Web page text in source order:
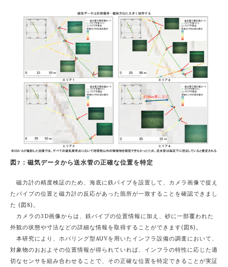
図7：磁気データから送水管の正確な位置を特定
磁力計の精度検証のため、海底に鉄パイプを設置して、カメラ画像で捉え
たパイプの位置と磁力計の反応があった箇所が一致することを確認できまし
た (図8)。
カメラの3D画像からは、鉄パイプの位置情報に加え、砂に一部覆われた
外観の状態や寸法などの詳細な情報を取得することができます(図8)。
本研究により、ホバリング型AUVを用いたインフラ設備の調査において、
対象物のおおよその位置情報が得られていれば、インフラの特性に応じた適
切なセンサを組み合わせることで、その正確な位置を特定できることが実証